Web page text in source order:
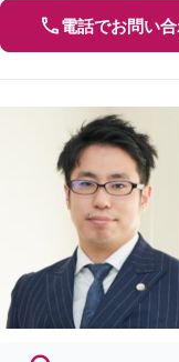
電話でお問い